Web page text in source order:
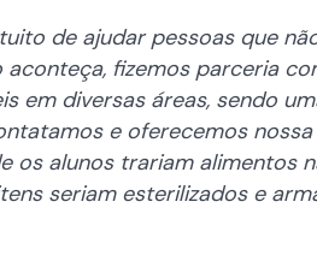
de ajudar pessoas que
fizemos parceria
em diversas áreas, sendo
e oferecemos
os alunos trariam alimentos
seriam esterilizados e